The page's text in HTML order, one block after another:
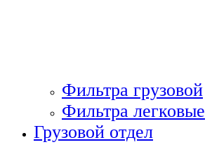
Фильтра грузовой
Фильтра легковые
Грузовой отдел